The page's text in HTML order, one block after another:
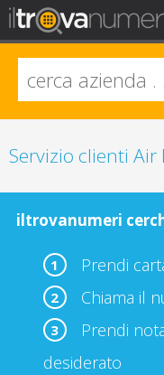
FAQ
Privacy
Info Legali
Servizio clienti Air
iltrovanumeri
1 Prendi
2 Chiama il
3
Prendi
desiderato